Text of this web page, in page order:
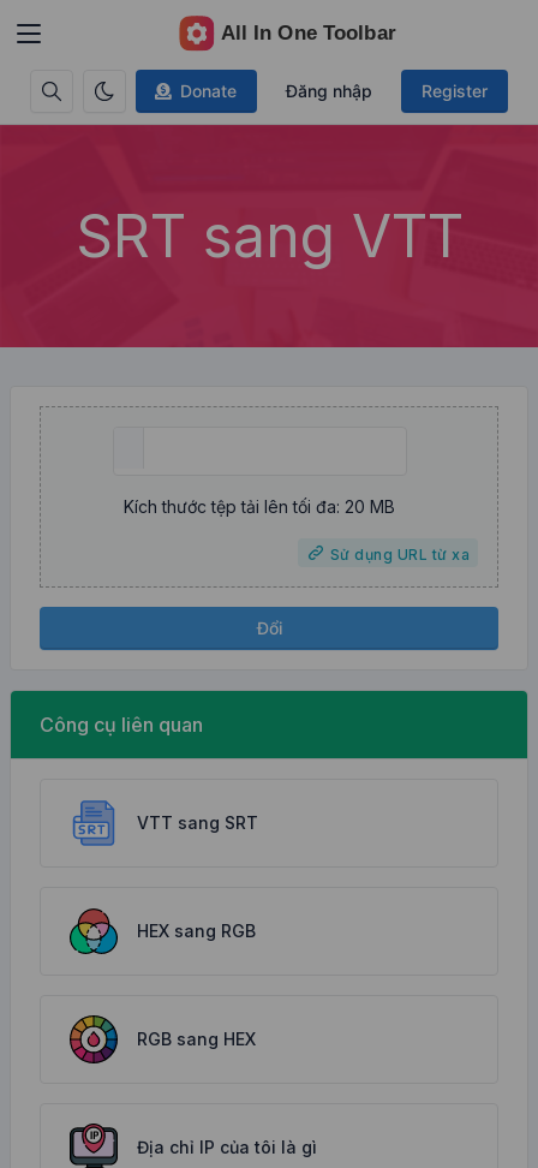
Donate Đăng nhập Register
SRT sang VTT
Kích thước tệp tải lên tối đa: 20 MB
Sử dụng URL từ xa
Đổi
Công cụ liên quan
VTT sang SRT
HEX sang RGB
RGB sang HEX
Địa chỉ IP của tôi là gì